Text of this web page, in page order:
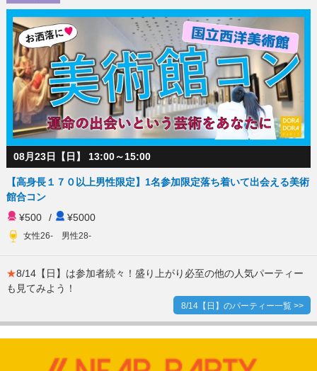
08月23日【日】 13:00～15:00
【高身長１７０以上男性限定】1名参加限定落ち着いて出会える美術
館合コン
¥500
/ ¥5000
女性26- 男性28-
★8/14【日】は参加者続々！盛り上がり必至の他の人気パーティー
も見てみよう！
8/14【日】のパーティー一覧 >>